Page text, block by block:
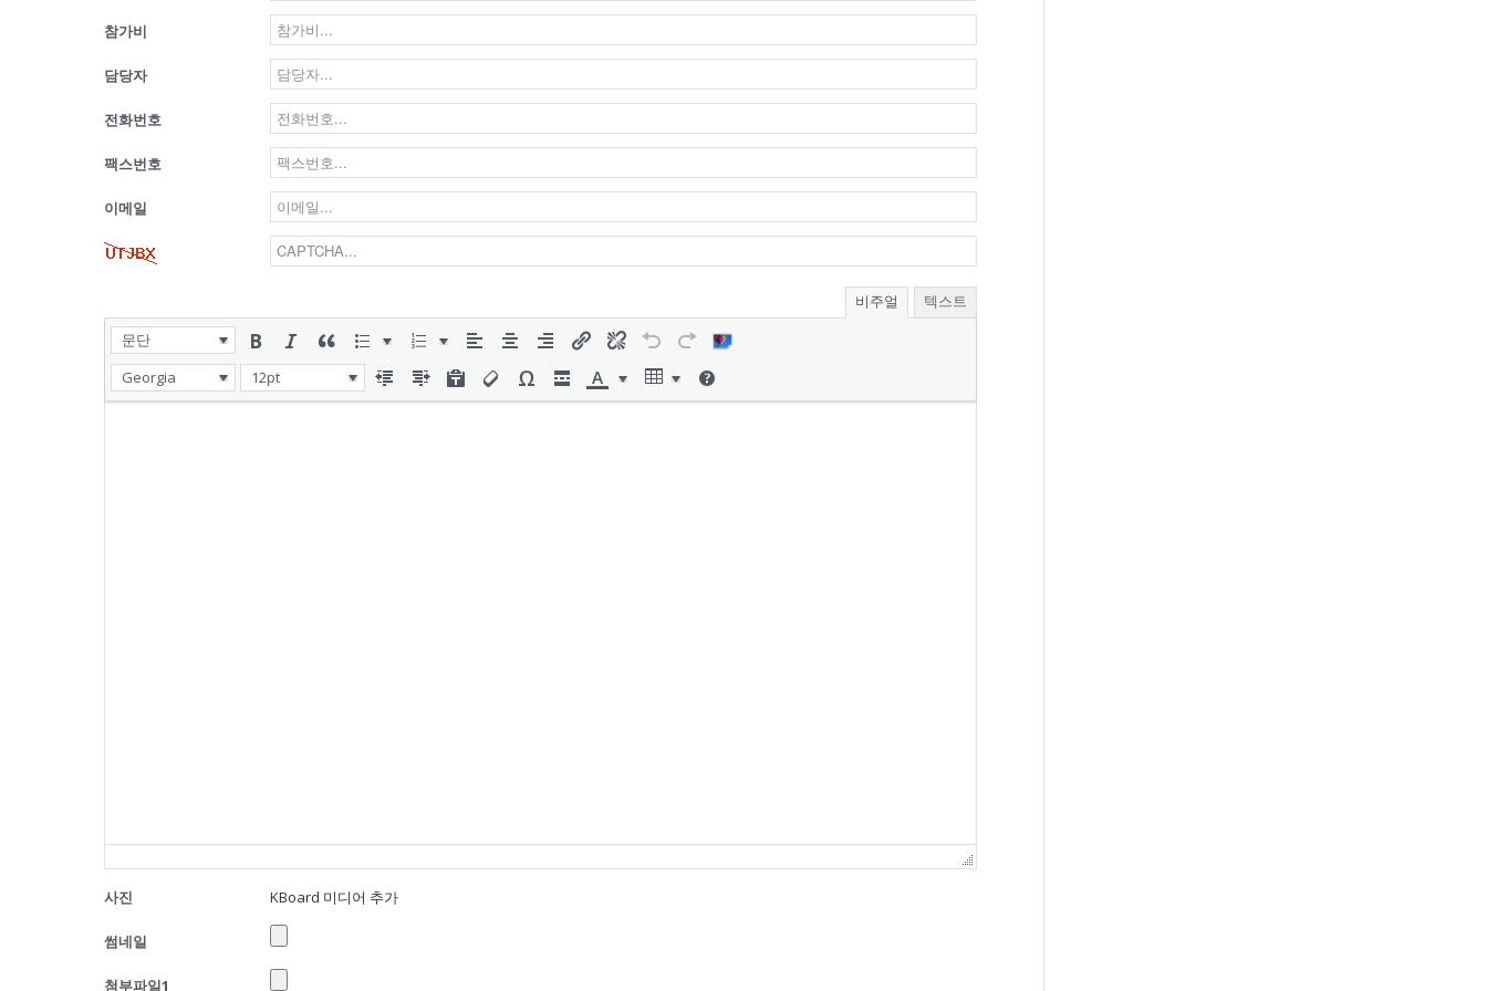
참가비
담당자
전화번호
팩스번호
이메일
비주얼 텍스트
문단
Georgia
12pt
사진 KBoard 미디어 추가
썸네일
첨부파일1